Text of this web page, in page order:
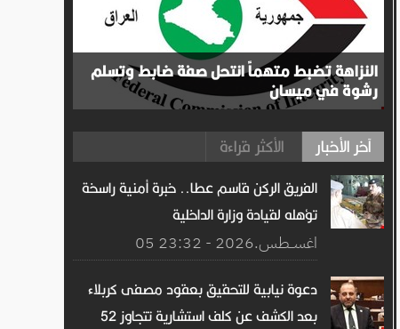
النزاهة تضبط متهماً انتحل صفة ضابط وتسلم
رشوة في ميسان
آخر الأخبار الأكثر قراءة
الفريق الركن قاسم عطا.. خبرة أمنية راسخة
تؤهله لقيادة وزارة الداخلية
05 اغســطس.2026 - 23:32
دعوة نيابية للتحقيق بعقود مصفى كربلاء
بعد الكشف عن كلف استشارية تتجاوز 52